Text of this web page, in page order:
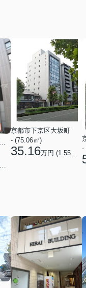
京都市下京区大坂町
- (75.06㎡)
35.16万円 (1.55
-